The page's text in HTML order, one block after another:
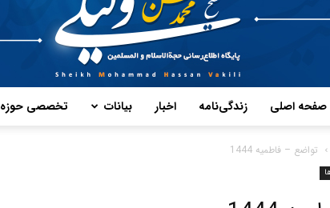
صفحه اصلی زندگی‌نامه اخبار بیانات تخصصی حوزه
تواضع – فاطمیه 1444